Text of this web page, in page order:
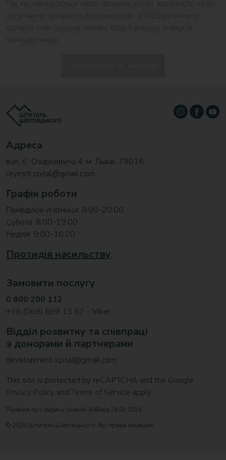
Адреса
вул. Є. Озаркевича 4, м. Львів, 79016
reyestr.spital@gmail.com
Графік роботи
Понеділок-п’ятниця: 8:00-20:00
Субота: 8:00-19:00
Неділя: 9:00-16:00
Протидія насильству
Замовити послугу
0 800 200 112
+38 (068) 699 15 67 - Viber
Відділ розвитку та співпраці
з донорами й партнерами
development.spital@gmail.com
This site is protected by reCAPTCHA and the Google
Privacy Policy and Terms of Service apply.
Рішення про видачу ліцензії #48 від 28.01.2016
© 2026 Шпиталь Шептицького. Всі права захищені